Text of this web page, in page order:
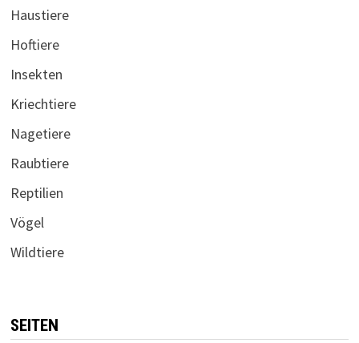
Haustiere
Hoftiere
Insekten
Kriechtiere
Nagetiere
Raubtiere
Reptilien
Vögel
Wildtiere
SEITEN